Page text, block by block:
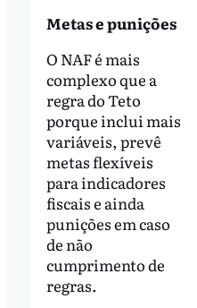
Metas e punições
O NAF é mais
complexo que a
regra do Teto
porque inclui mais
variáveis, prevê
metas flexíveis
para indicadores
fiscais e ainda
punições em caso
de não
cumprimento de
regras.